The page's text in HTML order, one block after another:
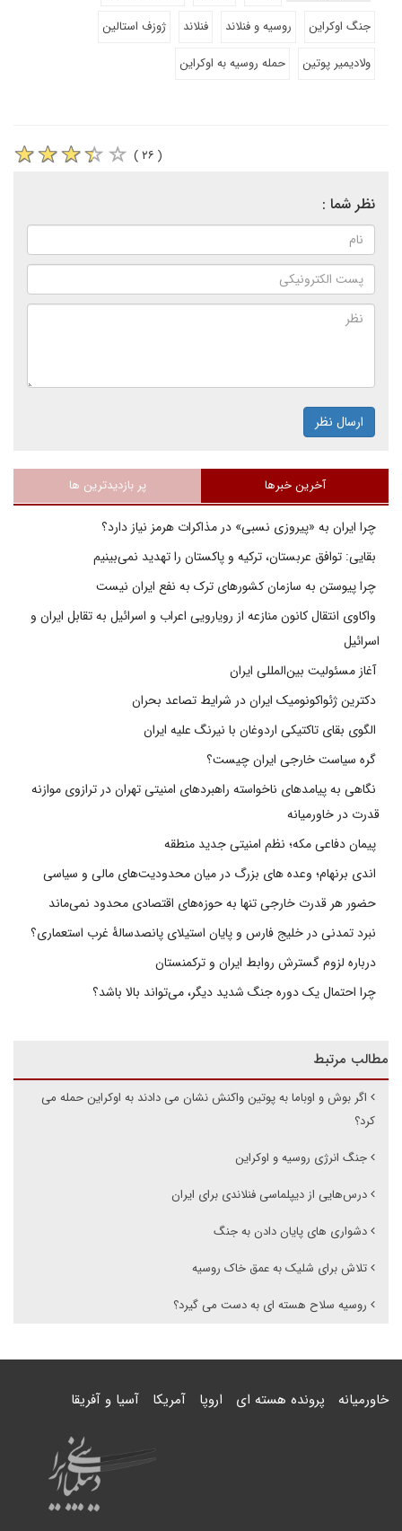
جنگ اوکراین
روسیه و فنلاند فنلاند
ژوزف استالین
ولادیمیر پوتین
حمله روسیه به اوکراین
( ۲۶ )
نظر شما :
ارسال نظر
آخرین خبرها پر بازدیدترین ها
چرا ایران به «پیروزی نسبی» در مذاکرات هرمز نیاز دارد؟
بقایی: توافق عربستان، ترکیه و پاکستان را تهدید نمی‌بینیم
چرا پیوستن به سازمان کشورهای ترک به نفع ایران نیست
واکاوی انتقال کانون منازعه از رویارویی اعراب و اسرائیل به تقابل ایران و
اسرائیل
آغاز مسئولیت بین‌المللی ایران
دکترین ژئواکونومیک ایران در شرایط تصاعد بحران
الگوی بقای تاکتیکی اردوغان با نیرنگ علیه ایران
گره سیاست خارجی ایران چیست؟
نگاهی به پیامدهای ناخواسته راهبردهای امنیتی تهران در ترازوی موازنه
قدرت در خاورمیانه
پیمان دفاعی مکه؛ نظم امنیتی جدید منطقه
اندی برنهام؛ وعده های بزرگ در میان محدودیت‌های مالی و سیاسی
حضور هر قدرت خارجی تنها به حوزه‌های اقتصادی محدود نمی‌ماند
نبرد تمدنی در خلیج فارس و پایان استیلای پانصدسالۀ غرب استعماری؟
درباره لزوم گسترش روابط ایران و ترکمنستان
چرا احتمال یک دوره جنگ شدید دیگر، می‌تواند بالا باشد؟
مطالب مرتبط
اگر بوش و اوباما به پوتین واکنش نشان می دادند به اوکراین حمله می
کرد؟
جنگ انرژی روسیه و اوکراین
درس‌هایی از دیپلماسی فنلاندی برای ایران
دشواری های پایان دادن به جنگ
تلاش برای شلیک به عمق خاک روسیه
روسیه سلاح هسته ای به دست می گیرد؟
خاورمیانه پرونده هسته ای اروپا آمریکا آسیا و آفریقا